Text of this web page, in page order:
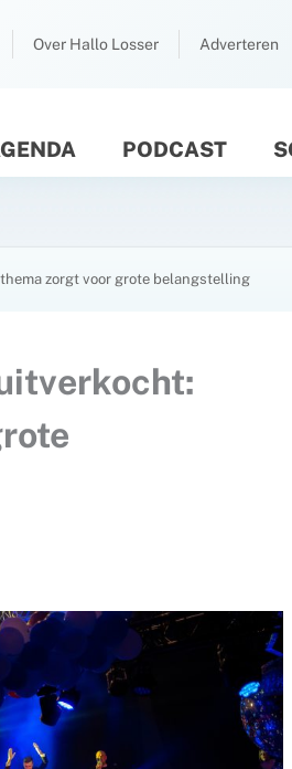
Over Hallo Losser Adverteren
PODCAST
zorgt voor grote belangstelling